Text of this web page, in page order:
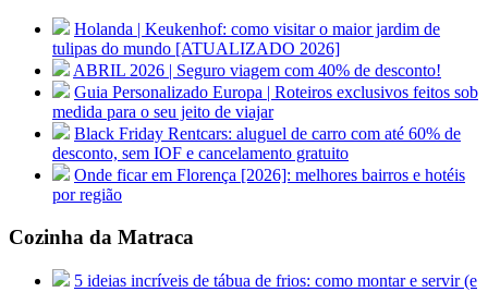
Holanda | Keukenhof: como visitar o maior jardim de
tulipas do mundo [ATUALIZADO 2026]
ABRIL 2026 | Seguro viagem com 40% de desconto!
Guia Personalizado Europa | Roteiros exclusivos feitos sob
medida para o seu jeito de viajar
Black Friday Rentcars: aluguel de carro com até 60% de
desconto, sem IOF e cancelamento gratuito
Onde ficar em Florença [2026]: melhores bairros e hotéis
por região
Cozinha da Matraca
5 ideias incríveis de tábua de frios: como montar e servir (e